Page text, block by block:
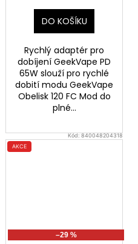
DO KOŠÍKU
Rychlý adaptér pro
dobíjení GeekVape PD
65W slouží pro rychlé
dobití modu GeekVape
Obelisk 120 FC Mod do
plné...
Kód:840048204318
AKCE
–29 %